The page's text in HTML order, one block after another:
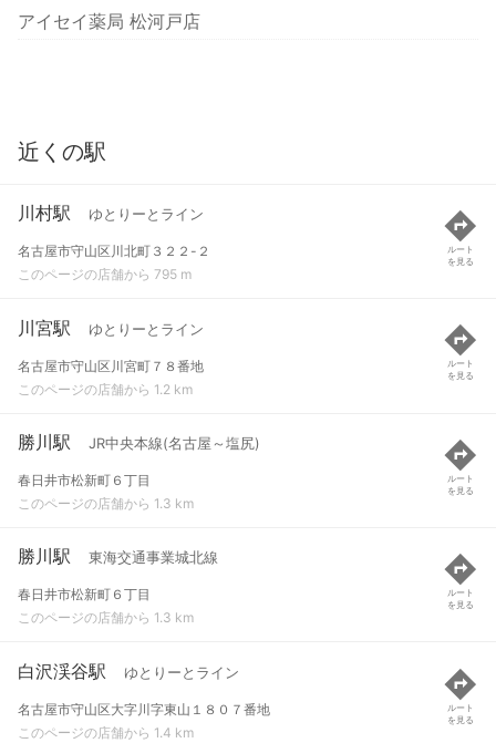
アイセイ薬局 松河戸店
近くの駅
川村駅 ゆとりーとライン
名古屋市守山区川北町３２２-２
このページの店舗から 795 m
ルート
を見る
川宮駅 ゆとりーとライン
名古屋市守山区川宮町７８番地
このページの店舗から 1.2 km
ルート
を見る
勝川駅 JR中央本線(名古屋～塩尻)
春日井市松新町６丁目
このページの店舗から 1.3 km
ルート
を見る
勝川駅 東海交通事業城北線
春日井市松新町６丁目
このページの店舗から 1.3 km
ルート
を見る
白沢渓谷駅 ゆとりーとライン
名古屋市守山区大字川字東山１８０７番地
このページの店舗から 1.4 km
ルート
を見る